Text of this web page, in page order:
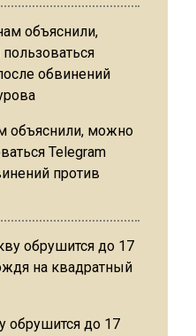
объяснили, можно
Telegram
против
обрушится до 17